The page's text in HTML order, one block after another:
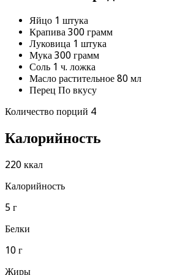
Яйцо 1 штука
Крапива 300 грамм
Луковица 1 штука
Мука 300 грамм
Соль 1 ч. ложка
Масло растительное 80 мл
Перец По вкусу
Количество порций 4
Калорийность
220 ккал
Калорийность
5 г
Белки
10 г
Жиры